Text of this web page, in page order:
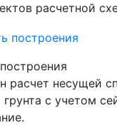
расчетной
расчет несущей
с учетом